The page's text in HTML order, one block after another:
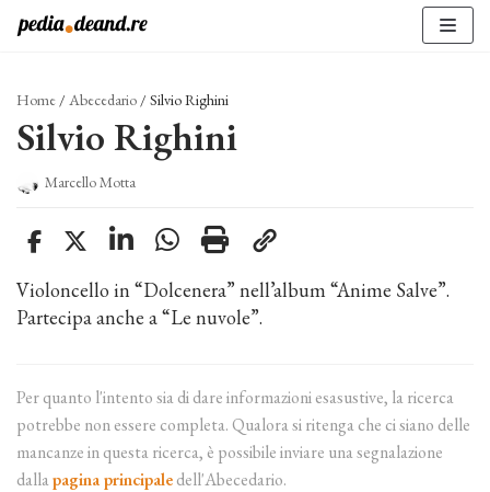
Vai
Home / Abecedario / Silvio Righini
Silvio Righini
Marcello Motta
Violoncello in “Dolcenera” nell’album “Anime Salve”.
Partecipa anche a “Le nuvole”.
Per quanto l'intento sia di dare informazioni esasustive, la ricerca
potrebbe non essere completa. Qualora si ritenga che ci siano delle
mancanze in questa ricerca, è possibile inviare una segnalazione
dallapagina principaledell'Abecedario.